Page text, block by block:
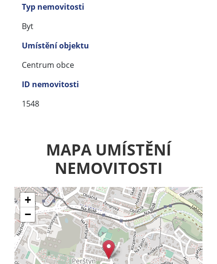
Typ nemovitosti
Byt
Umístění objektu
Centrum obce
ID nemovitosti
1548
MAPA UMÍSTĚNÍ
NEMOVITOSTI
+
−